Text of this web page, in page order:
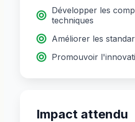
Développer les
techniques
Améliorer les
Promouvoir
Impact attendu